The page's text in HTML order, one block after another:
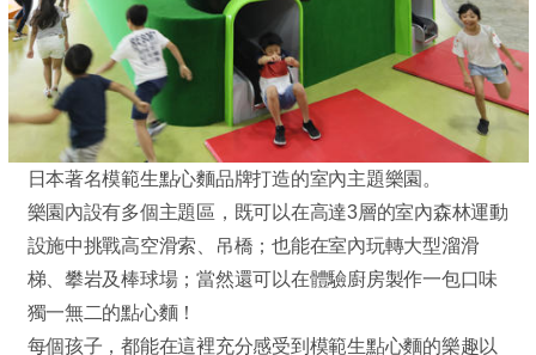
日本著名模範生點心麵品牌打造的室內主題樂園。
樂園內設有多個主題區，既可以在高達3層的室內森林運動
設施中挑戰高空滑索、吊橋；也能在室內玩轉大型溜滑
梯、攀岩及棒球場；當然還可以在體驗廚房製作一包口味
獨一無二的點心麵！
每個孩子，都能在這裡充分感受到模範生點心麵的樂趣以